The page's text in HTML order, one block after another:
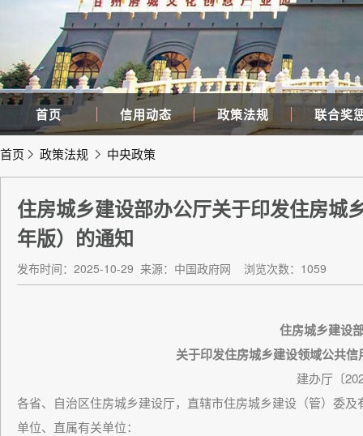
首页 信用动态 政策法规 联合奖
首页 政策法规 中央政策
住房城乡建设部办公厅关于印发住房城
年版）的通知
发布时间：2025-10-29 来源：中国政府网 浏览次数：1059
住房城乡建设
关于印发住房城乡建设领域公共信
建办厅〔
各省、自治区住房城乡建设厅，直辖市住房城乡建设（管）委
单位、直属有关单位：